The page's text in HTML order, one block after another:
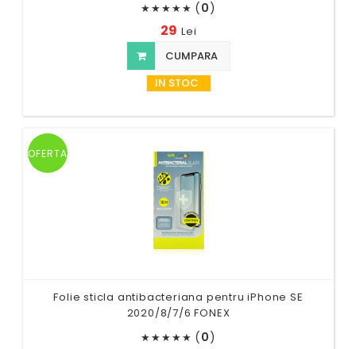
★★★★★ (0)
29 Lei
CUMPARA
IN STOC
OFERTA
Folie sticla antibacteriana pentru iPhone SE
2020/8/7/6 FONEX
★★★★★ (0)